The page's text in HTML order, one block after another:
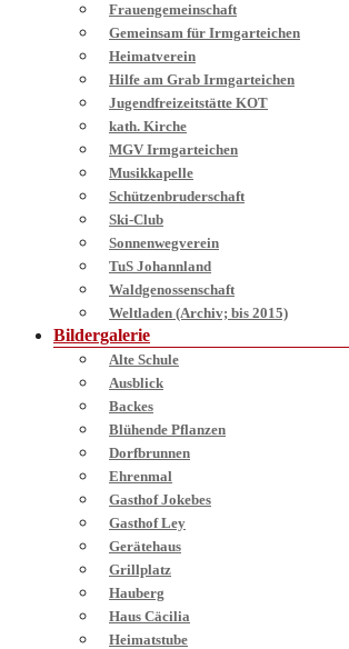
Frauengemeinschaft
Gemeinsam für Irmgarteichen
Heimatverein
Hilfe am Grab Irmgarteichen
Jugendfreizeitstätte KOT
kath. Kirche
MGV Irmgarteichen
Musikkapelle
Schützenbruderschaft
Ski-Club
Sonnenwegverein
TuS Johannland
Waldgenossenschaft
Weltladen (Archiv; bis 2015)
Bildergalerie
Alte Schule
Ausblick
Backes
Blühende Pflanzen
Dorfbrunnen
Ehrenmal
Gasthof Jokebes
Gasthof Ley
Gerätehaus
Grillplatz
Hauberg
Haus Cäcilia
Heimatstube